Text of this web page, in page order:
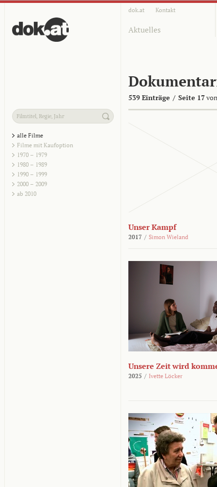
dok.at Kontakt
Aktuelles
539 Einträge / Seite 17
alle Filme
Filme mit Kaufoption
1970 – 1979
1980 – 1989
1990 – 1999
2000 – 2009
ab 2010
Unser Kampf
2017 / Simon Wieland
Unsere Zeit wird
2025 / Ivette Löcker